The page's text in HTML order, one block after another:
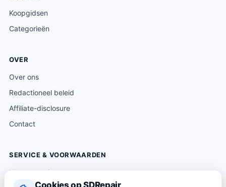
Cookies op SDRepair
Koopgidsen
Categorieën
OVER
Over ons
Redactioneel beleid
Affiliate-disclosure
Contact
SERVICE & VOORWAARDEN
Klantenservice